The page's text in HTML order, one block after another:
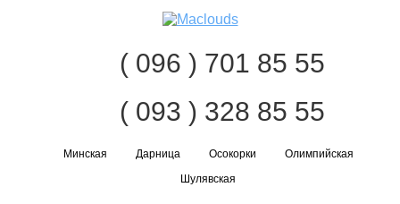
( 096 ) 701 85 55
( 093 ) 328 85 55
Минская Дарница Осокорки
Олимпийская
Шулявская